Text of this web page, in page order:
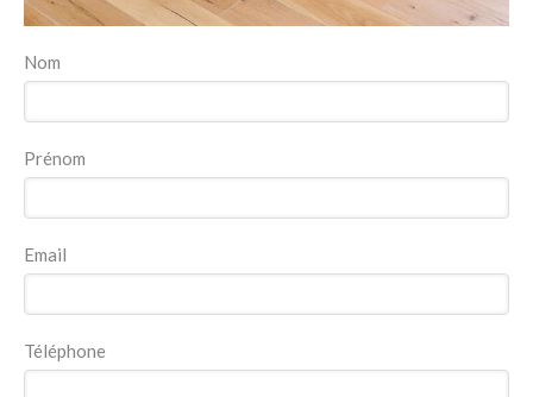
Nom
Prénom
Email
Téléphone